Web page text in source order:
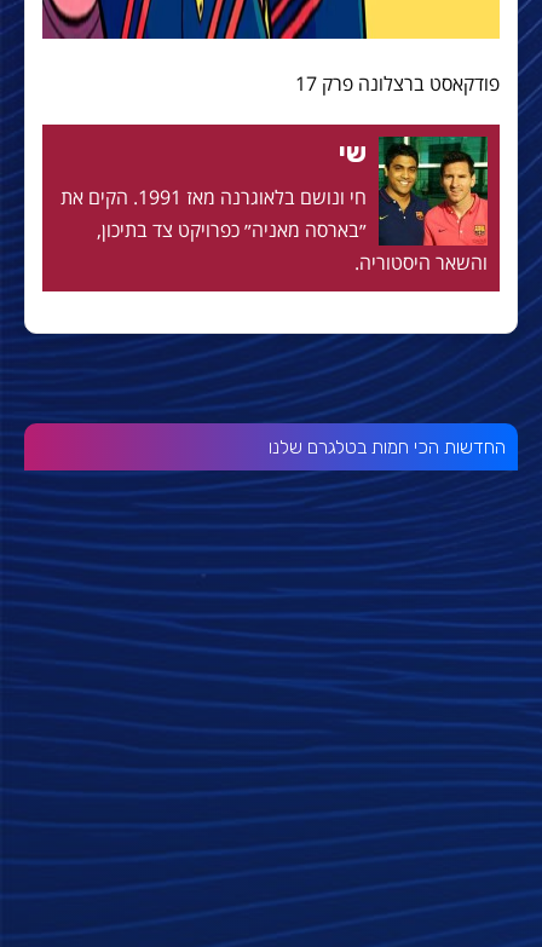
פודקאסט ברצלונה פרק 17
שי
חי ונושם בלאוגרנה מאז 1991. הקים את
״בארסה מאניה״ כפרויקט צד בתיכון,
והשאר היסטוריה.
החדשות הכי חמות בטלגרם שלנו